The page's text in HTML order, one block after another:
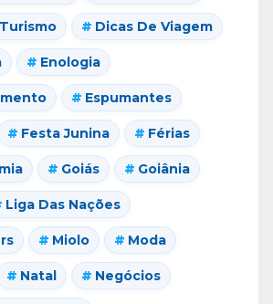
Dicas De Viagem
Enologia
Espumantes
Festa Junina Férias
Goiás Goiânia
Liga Das Nações
Miolo Moda
Natal Negócios